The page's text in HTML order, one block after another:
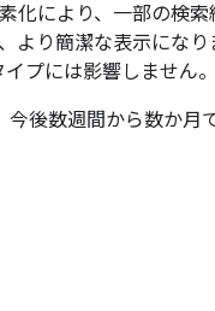
化により、一部の検
より簡潔な表示にな
プには影響しません。
後数週間から数か月